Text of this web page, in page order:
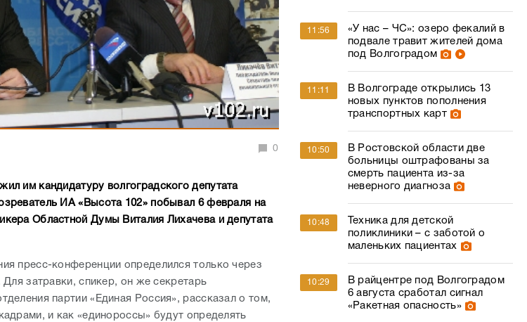
0
им кандидатуру волгоградского депутата
ИА «Высота 102» побывал 6 февраля на
Областной Думы Виталия Лихачева и депутата
пресс-конференции определился только через
затравки, спикер, он же секретарь
партии «Единая Россия», рассказал о том,
и как «единороссы» будут определять
11:56
«У нас – ЧС»: озеро фекалий в
подвале травит жителей дома
под Волгоградом
11:11
В Волгограде открылись 13
новых пунктов пополнения
транспортных карт
10:50
В Ростовской области две
больницы оштрафованы за
смерть пациента из-за
неверного диагноза
10:48
Техника для детской
поликлиники – с заботой о
маленьких пациентах
10:29
В райцентре под Волгоградом
6 августа сработал сигнал
«Ракетная опасность»